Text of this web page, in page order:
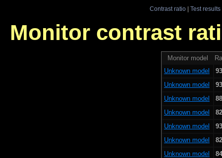
Contrast ratio| Test results
Monitor contrast
Monitor model
Unknown model
Unknown model
Unknown model
Unknown model
Unknown model
Unknown model
Unknown model